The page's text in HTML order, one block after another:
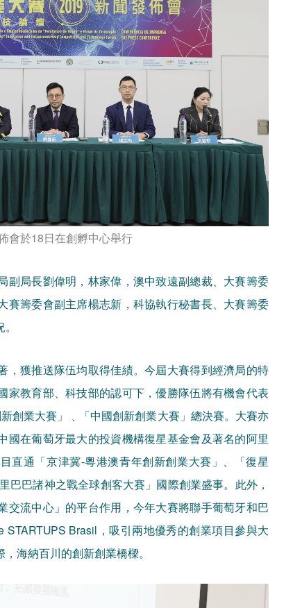
會於18日在創孵中心舉行
副局長劉偉明，林家偉，澳中致遠副總裁、大賽籌委
賽籌委會副主席楊志新，科協執行秘書長、大賽籌委
，獲推送隊伍均取得佳績。今屆大賽得到經濟局的特
家教育部、科技部的認可下，優勝隊伍將有機會代表
創業大賽」﹑「中國創新創業大賽」總決賽。大賽亦
國在葡萄牙最大的投資機構復星基金會及著名的阿里
直通「京津冀-粵港澳青年創新創業大賽」、「復星
巴巴諸神之戰全球創客大賽」國際創業盛事。此外，
交流中心」的平台作用，今年大賽將聯手葡萄牙和巴
STARTUPS Brasil，吸引兩地優秀的創業項目參與大
海納百川的創新創業橋樑。